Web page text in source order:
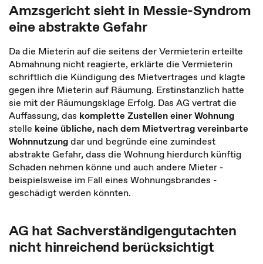
Amzsgericht sieht in Messie-Syndrom
eine abstrakte Gefahr
Da die Mieterin auf die seitens der Vermieterin erteilte
Abmahnung nicht reagierte, erklärte die Vermieterin
schriftlich die Kündigung des Mietvertrages und klagte
gegen ihre Mieterin auf Räumung. Erstinstanzlich hatte
sie mit der Räumungsklage Erfolg. Das AG vertrat die
Auffassung, das komplette Zustellen einer Wohnung
stelle keine übliche, nach dem Mietvertrag vereinbarte
Wohnnutzungdar und begründe eine zumindest
abstrakte Gefahr, dass die Wohnung hierdurch künftig
Schaden nehmen könne und auch andere Mieter -
beispielsweise im Fall eines Wohnungsbrandes -
geschädigt werden könnten.
AG hat Sachverständigengutachten
nicht hinreichend berücksichtigt